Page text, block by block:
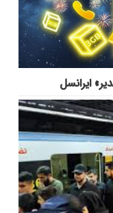
ایرانسل